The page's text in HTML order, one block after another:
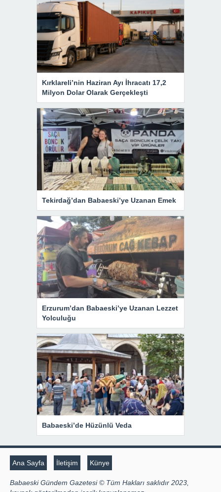
Kırklareli’nin Haziran Ayı İhracatı 17,2
Milyon Dolar Olarak Gerçekleşti
Tekirdağ’dan Babaeski’ye Uzanan Emek
Erzurum’dan Babaeski’ye Uzanan Lezzet
Yolculuğu
Babaeski’de Hüzünlü Veda
Ana Sayfa İletişim Künye
Babaeski Gündem Gazetesi © Tüm Hakları saklıdır 2023,